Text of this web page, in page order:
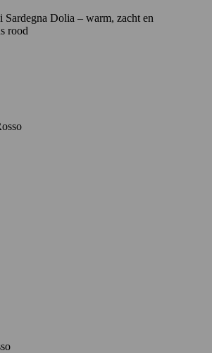
Sardegna Dolia – warm, zacht en
rood